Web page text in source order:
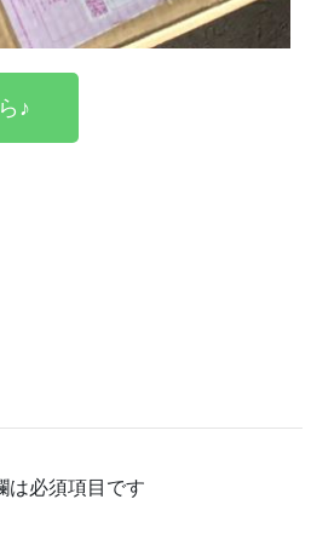
♪
は必須項目です